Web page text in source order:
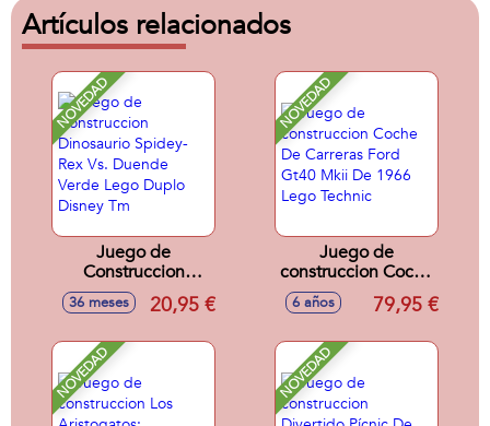
Artículos relacionados
NOVEDAD
Juego de
Construccion
Dinosaurio Spidey-
Rex Vs. Duende
Disney Tm
36 meses 20,95 €
NOVEDAD
Juego de
construccion Coche
De Carreras Ford
Gt40 Mkii De 1966
6 años 79,95 €
NOVEDAD NOVEDAD